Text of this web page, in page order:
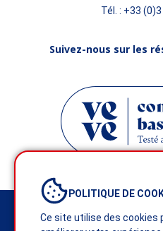
POLITIQUE DE
Ce site utilise des cookies
Tél. : +33
Suivez-nous sur les
Mentions